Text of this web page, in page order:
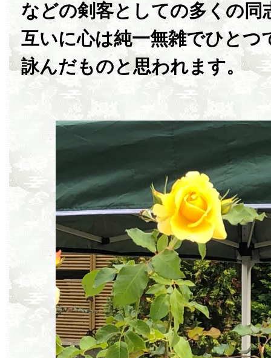
などの剣客としての多くの同
互いに心は純一無雑でひとつ
詠んだものと思われます。